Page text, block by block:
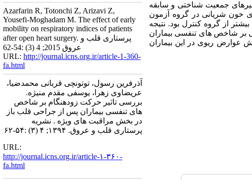
جمعیت شناختی و سابقه
خون شریانی در گروه آزمون
از گروه کنترل بود. نتیجه
بر شاخص های تنفسی بیماران
عوارض ریوی در این بیماران
Azarfarin R, Totonchi Z, Arizavi Z,
Yousefi-Moghadam M. The effect of early
mobility on respiratory indices of patients
after open heart surgery. پرستاری قلب و
عروق 2015; 4 (3) :54-62
URL: http://journal.icns.org.ir/article-1-360-
fa.html
آذرفرین رسول، توتونچی قربانی محمدضیا،
عریضاوی زهرا، یوسفی مقدم منیژه.
بررسی تاثیر حرکت زودهنگام بر شاخص
های تنفسی بیماران پس از جراحی قلب باز
در بخش مراقبت های ویژه . نشریه
پرستاری قلب و عروق. ۱۳۹۴; ۴ (۳) :۵۴-۶۲
URL:
http://journal.icns.org.ir/article-۱-۳۶۰-
fa.html